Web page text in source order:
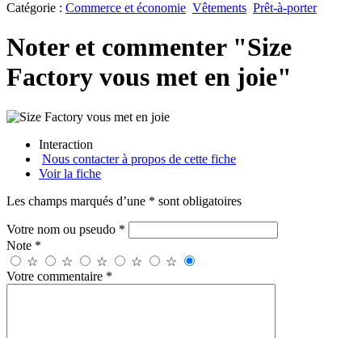
Catégorie : Commerce et économie Vêtements Prêt-à-porter
Noter et commenter "Size
Factory vous met en joie"
Interaction
Nous contacter à propos de cette fiche
Voir la fiche
Les champs marqués d’une * sont obligatoires
Votre nom ou pseudo *
Note *
☆
☆ ☆ ☆
☆
Votre commentaire *